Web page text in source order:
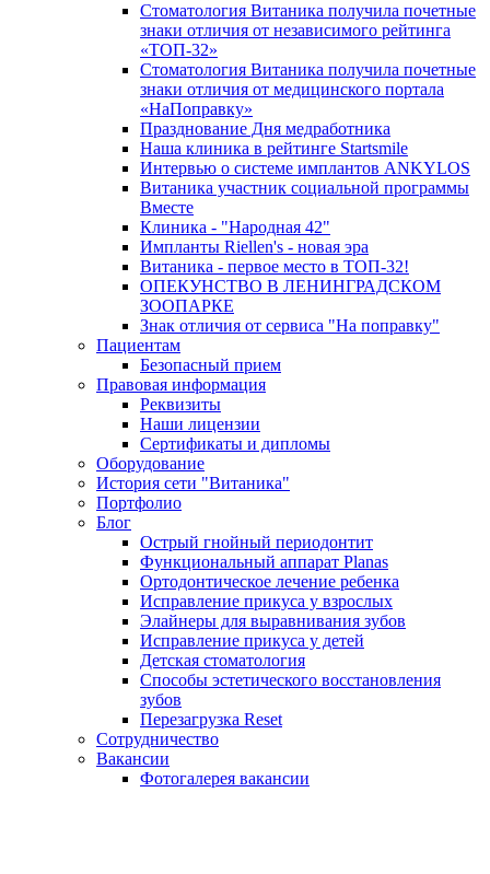
Стоматология Витаника получила почетные
знаки отличия от независимого рейтинга
«ТОП-32»
Стоматология Витаника получила почетные
знаки отличия от медицинского портала
«НаПоправку»
Празднование Дня медработника
Наша клиника в рейтинге Startsmile
Интервью о системе имплантов ANKYLOS
Витаника участник социальной программы
Вместе
Клиника - "Народная 42"
Импланты Riellen's - новая эра
Витаника - первое место в ТОП-32!
ОПЕКУНСТВО В ЛЕНИНГРАДСКОМ
ЗООПАРКЕ
Знак отличия от сервиса "На поправку"
Пациентам
Безопасный прием
Правовая информация
Реквизиты
Наши лицензии
Сертификаты и дипломы
Оборудование
История сети "Витаника"
Портфолио
Блог
Острый гнойный периодонтит
Функциональный аппарат Planas
Ортодонтическое лечение ребенка
Исправление прикуса у взрослых
Элайнеры для выравнивания зубов
Исправление прикуса у детей
Детская стоматология
Способы эстетического восстановления
зубов
Перезагрузка Reset
Сотрудничество
Вакансии
Фотогалерея вакансии